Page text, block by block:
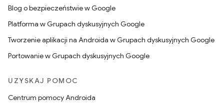
Blog o bezpieczeństwie w Google
Platforma w Grupach dyskusyjnych Google
Tworzenie aplikacji na Androida w Grupach dyskusyjnych Google
Portowanie w Grupach dyskusyjnych Google
UZYSKAJ POMOC
Centrum pomocy Androida